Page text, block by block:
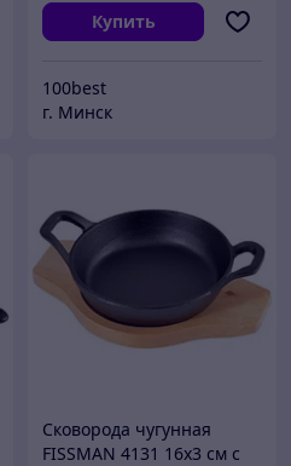
Купить
100best
г. Минск
Сковорода чугунная
FISSMAN 4131 16x3 см с